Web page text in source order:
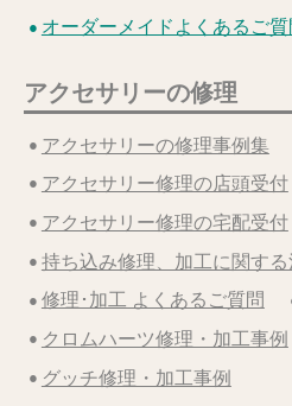
オーダーメイドよくあるご質
アクセサリーの修理
アクセサリーの修理事例集
アクセサリー修理の店頭受付
アクセサリー修理の宅配受付
持ち込み修理、加工に関する
修理･加工 よくあるご質問
クロムハーツ修理・加工事例
グッチ修理・加工事例